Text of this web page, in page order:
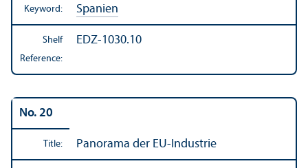
Keyword: Spanien
Shelf
Reference:
EDZ-1030.10
No. 20
Title: Panorama der EU-Industrie